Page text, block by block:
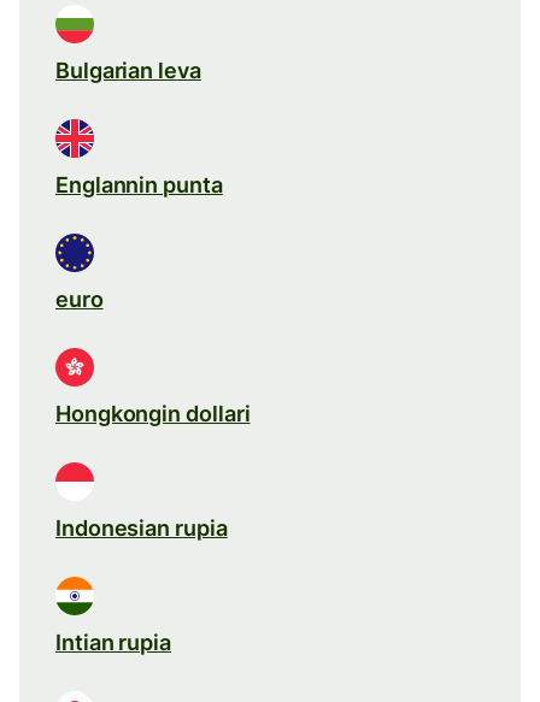
Bulgarian leva
Englannin punta
euro
Hongkongin dollari
Indonesian rupia
Intian rupia